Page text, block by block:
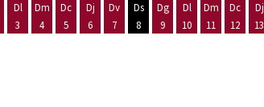
Dl
3
Dm
4
Dc
5
Dj
6
Dv
7
Ds
8
Dg
9
Dl
10
Dm
11
Dc
12
Dj
13